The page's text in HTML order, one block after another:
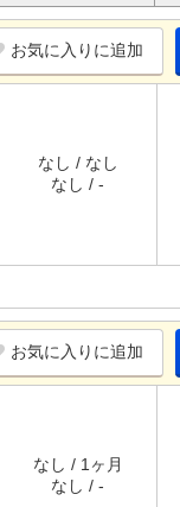
お気に入りに追加
なし / なし
なし / -
お気に入りに追加
なし / 1ヶ月
なし / -